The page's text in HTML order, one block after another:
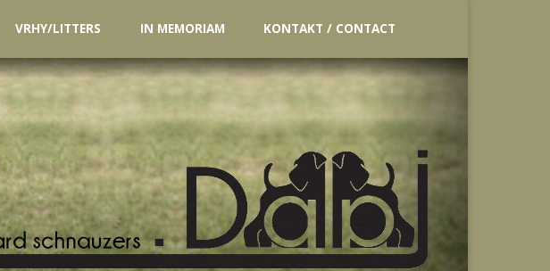
VRHY/LITTERS IN MEMORIAM KONTAKT / CONTACT